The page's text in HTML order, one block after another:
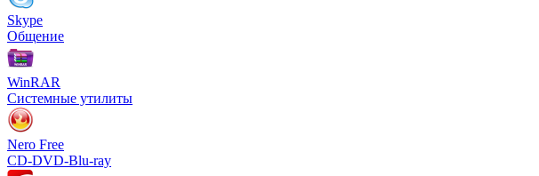
Skype
Общение
WinRAR
Системные утилиты
Nero Free
CD-DVD-Blu-ray